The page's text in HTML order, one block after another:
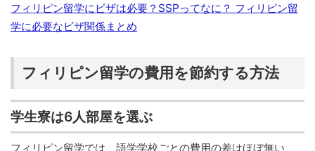
フィリピン留学にビザは必要？SSPってなに？ フィリピン留
学に必要なビザ関係まとめ
フィリピン留学の費用を節約する方法
学生寮は6人部屋を選ぶ
フィリピン留学では、語学学校ごとの費用の差はほぼ無い、